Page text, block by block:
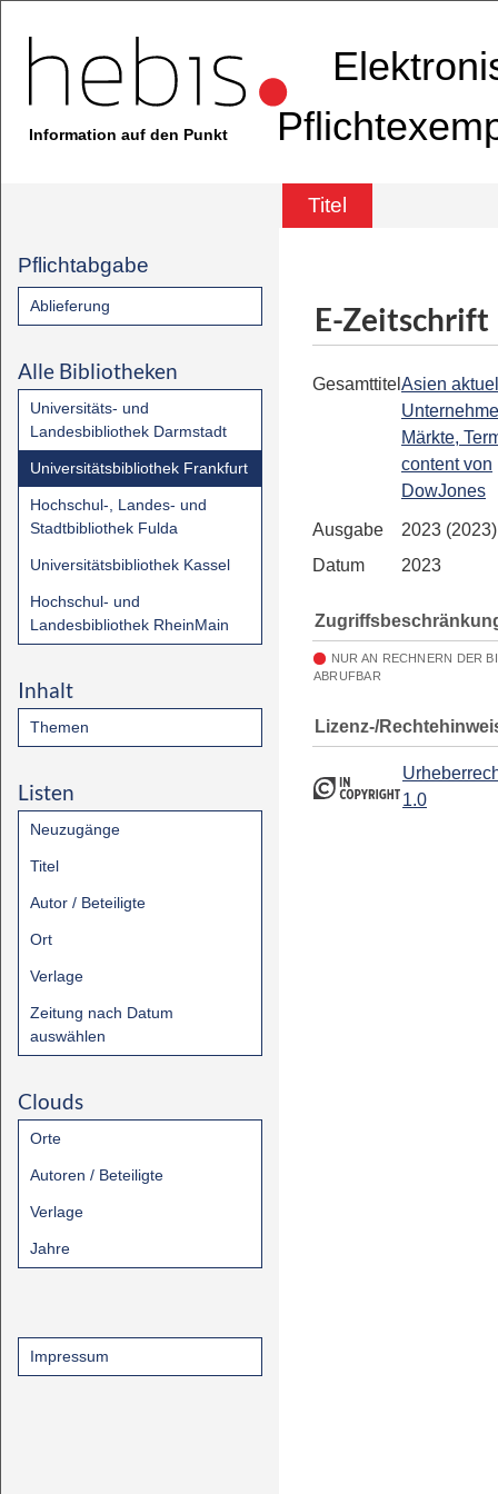
Information auf den Punkt
Titel
Pflichtabgabe
Ablieferung
Alle Bibliotheken
Universitäts- und
Landesbibliothek Darmstadt
Universitätsbibliothek Frankfurt
Hochschul-, Landes- und
Stadtbibliothek Fulda
Universitätsbibliothek Kassel
Hochschul- und
Landesbibliothek RheinMain
Inhalt
Themen
Listen
Neuzugänge
Titel
Autor / Beteiligte
Ort
Verlage
Zeitung nach Datum
auswählen
Clouds
Orte
Autoren / Beteiligte
Verlage
Jahre
Impressum
E-Zeitschrift
Gesamttitel Asien
Märkte,
content von
DowJones
Ausgabe
2023
Datum
2023
NUR AN RECHNERN DER
ABRUFBAR
Lizenz-/
1.0